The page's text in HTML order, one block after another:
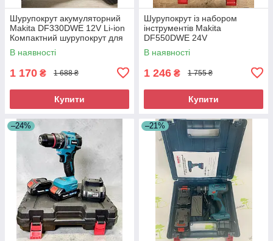
Шурупокрут акумуляторний
Makita DF330DWE 12V Li-ion
Компактний шурупокрут для
дому
В наявності
1 170 ₴ 1 688 ₴
Купити
Шурупокрут із набором
інструментів Makita
DF550DWE 24V
Акумуляторний шурупокрут із
комплектом інструментів
В наявності
1 246 ₴ 1 755 ₴
Купити
–24% –21%